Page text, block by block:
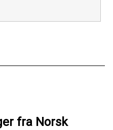
fra Norsk